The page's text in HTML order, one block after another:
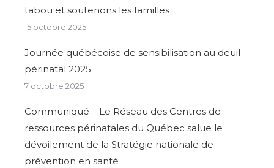
tabou et soutenons les familles
15 octobre 2025
Journée québécoise de sensibilisation au deuil
périnatal 2025
7 octobre 2025
Communiqué – Le Réseau des Centres de
ressources périnatales du Québec salue le
dévoilement de la Stratégie nationale de
prévention en santé